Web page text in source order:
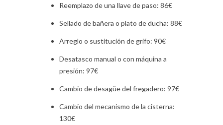
Reemplazo de una llave de paso: 86€
Sellado de bañera o plato de ducha: 88€
Arreglo o sustitución de grifo: 90€
Desatasco manual o con máquina a
presión: 97€
Cambio de desagüe del fregadero: 97€
Cambio del mecanismo de la cisterna:
130€